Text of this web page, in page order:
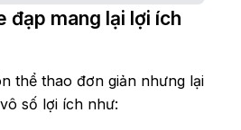
đạp mang lại lợi ích
thể thao đơn giản nhưng lại
số lợi ích như: